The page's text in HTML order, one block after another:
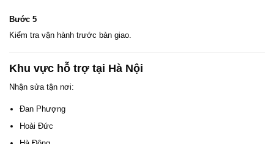
Bước 5
Kiểm tra vận hành trước bàn giao.
Khu vực hỗ trợ tại Hà Nội
Nhận sửa tận nơi:
Đan Phượng
Hoài Đức